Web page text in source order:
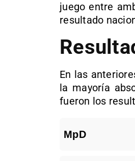
juego entre
resultado
En las
la mayoría
fueron los
MpD